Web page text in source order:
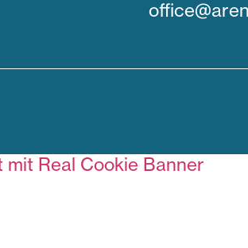
mit Real Cookie Banner